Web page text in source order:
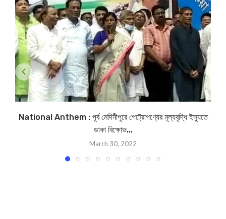
National Anthem : পূর্ব মেদিনীপুরে পেট্রোপণ্যের মূল্যবৃদ্ধি ইস্যুতে
ডাকা বিক্ষোভ...
March 30, 2022